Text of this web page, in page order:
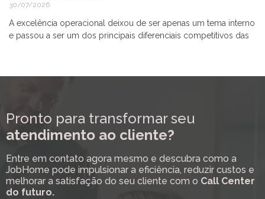
30/07/2026
A excelência operacional deixou de ser apenas um tema interno
e passou a ser um dos principais diferenciais competitivos das
Pronto para transformar seu
atendimento ao cliente?
Entre em contato agora mesmo e descubra como a
JobHome pode impulsionar a eficiência, reduzir custos e
melhorar a satisfação do seu cliente com o Call Center
do futuro.